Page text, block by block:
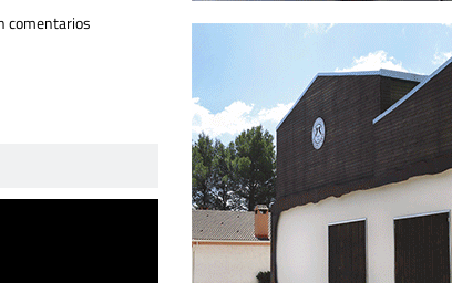
comentarios